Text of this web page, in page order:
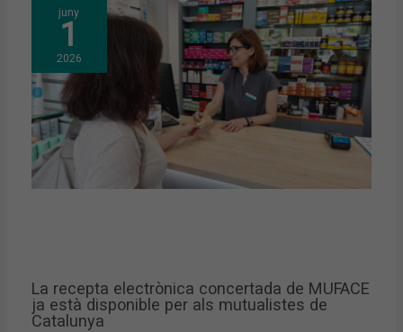
juny
1
2026
La recepta electrònica concertada de MUFACE
ja està disponible per als mutualistes de
Catalunya